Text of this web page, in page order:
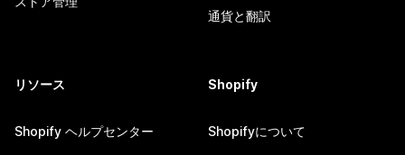
通貨と翻訳
リソース
Shopify ヘルプセンター
Shopify
Shopifyについて